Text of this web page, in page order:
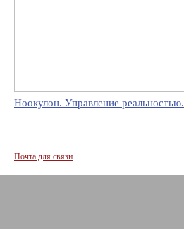
Ноокулон. Управление реальностью.
Почта для связи